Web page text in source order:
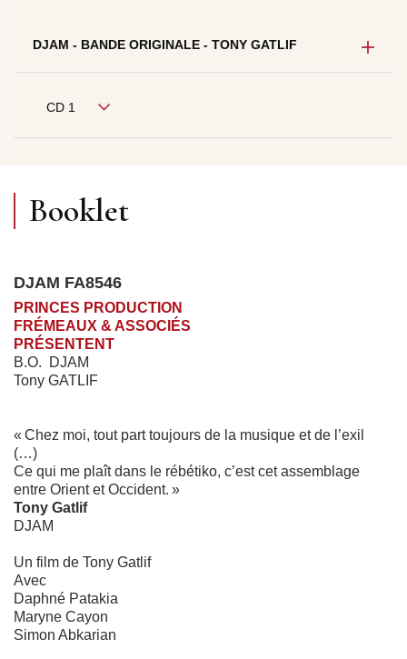
DJAM - BANDE ORIGINALE - TONY GATLIF
CD 1
Booklet
DJAM FA8546
PRINCES PRODUCTION
FRÉMEAUX & ASSOCIÉS
PRÉSENTENT
B.O.
DJAM
Tony GATLIF
« Chez moi, tout part toujours de la musique et de l’exil
(…)
Ce qui me plaît dans le rébétiko, c’est cet assemblage
entre Orient et Occident. »
Tony Gatlif
DJAM
Un film de Tony Gatlif
Avec
Daphné Patakia
Maryne Cayon
Simon Abkarian